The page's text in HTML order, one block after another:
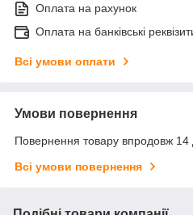
Оплата на рахунок
Оплата на банківські
Всі умови оплати
Умови повернення
Повернення товару впродовж 14
Всі умови повернення